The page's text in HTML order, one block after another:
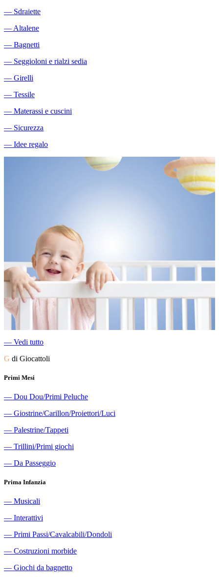
― Sdraiette
―Altalene
― Bagnetti
― Seggioloni e rialzi sedia
― Girelli
― Tessile
― Materassi e cuscini
― Sicurezza
― Idee regalo
― Vedi tutto
G di Giocattoli
Primi Mesi
― Dou Dou/Primi Peluche
― Giostrine/Carillon/Proiettori/Luci
― Palestrine/Tappeti
― Trillini/Primi giochi
― Da Passeggio
Prima Infanzia
― Musicali
― Interattivi
― Primi Passi/Cavalcabili/Dondoli
― Costruzioni morbide
― Giochi da bagnetto